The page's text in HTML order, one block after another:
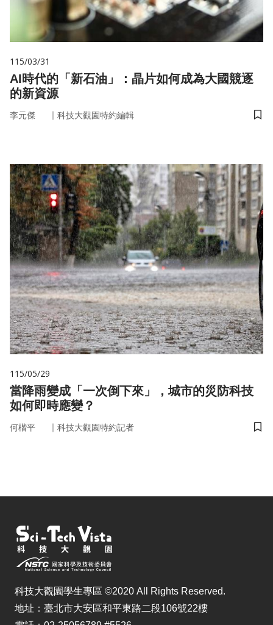
115/03/31
AI時代的「新石油」：晶片如何成為大國競逐
的新資源
李元傑 ｜ 科技大觀園特約編輯
儲
115/05/29
當降雨變成「一次倒下來」，城市的災防科技
如何即時應變？
何楷平 ｜ 科技大觀園特約記者
儲
科技大觀園學生專區 ©2020 All Rights Reserved.
地址：臺北市大安區和平東路二段106號22樓